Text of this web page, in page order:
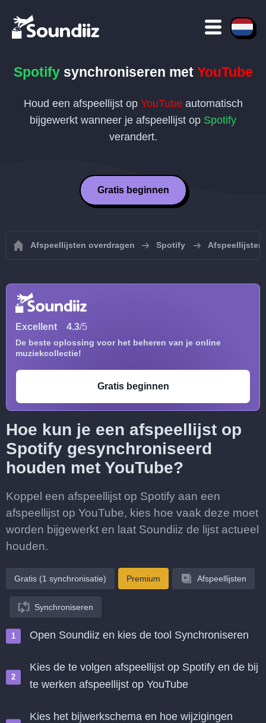
Spotifysynchroniseren met YouTube
Houd een afspeellijst op YouTubeautomatisch
bijgewerkt wanneer je afspeellijst op Spotify
verandert.
Gratis beginnen
Afspeellijsten overdragen Spotify
Excellent 4.3/5
De beste oplossing voor het beheren van je online
muziekcollectie!
Gratis beginnen
Hoe kun je een afspeellijst op
Spotify gesynchroniseerd
houden met YouTube?
Koppel een afspeellijst op Spotify aan een
afspeellijst op YouTube, kies hoe vaak deze moet
worden bijgewerkt en laat Soundiiz de lijst actueel
houden.
Gratis (1 synchronisatie) Premium Afspeellijsten
Synchroniseren
Open Soundiiz en kies de tool Synchroniseren
Kies de te volgen afspeellijst op Spotify en de bij
te werken afspeellijst op YouTube
Kies het bijwerkschema en hoe wijzigingen